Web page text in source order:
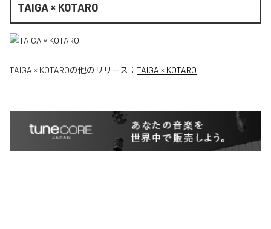
TAIGA × KOTARO
TAIGA × KOTAROの他のリリース： TAIGA × KOTARO